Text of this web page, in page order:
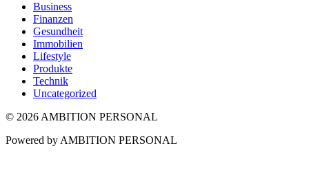
Business
Finanzen
Gesundheit
Immobilien
Lifestyle
Produkte
Technik
Uncategorized
© 2026 AMBITION PERSONAL
Powered by AMBITION PERSONAL